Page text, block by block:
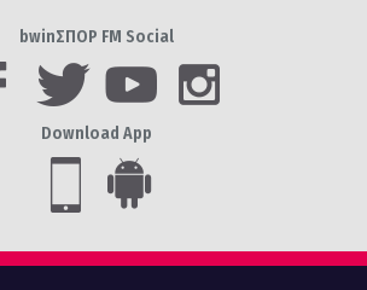
bwinΣΠΟΡ FM Social
Download App